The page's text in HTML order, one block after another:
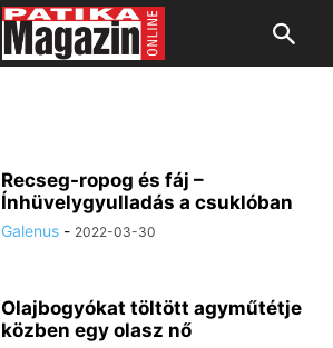
Recseg-ropog és fáj –
Ínhüvelygyulladás a csuklóban
Galenus - 2022-03-30
Olajbogyókat töltött agyműtétje
közben egy olasz nő